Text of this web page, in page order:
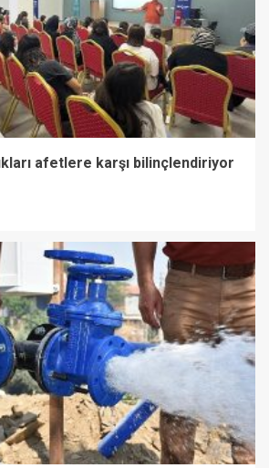
afetlere karşı bilinçlendiriyor